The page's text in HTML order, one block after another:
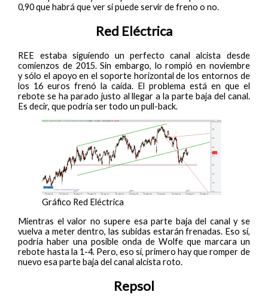
0,90 que habrá que ver si puede servir de freno o no.
Red Eléctrica
REE estaba siguiendo un perfecto canal alcista desde
comienzos de 2015. Sin embargo, lo rompió en noviembre
y sólo el apoyo en el soporte horizontal de los entornos de
los 16 euros frenó la caída. El problema está en que el
rebote se ha parado justo al llegar a la parte baja del canal.
Es decir, que podría ser todo un pull-back.
Gráfico Red Eléctrica
Mientras el valor no supere esa parte baja del canal y se
vuelva a meter dentro, las subidas estarán frenadas. Eso sí,
podría haber una posible onda de Wolfe que marcara un
rebote hasta la 1-4. Pero, eso sí, primero hay que romper de
nuevo esa parte baja del canal alcista roto.
Repsol